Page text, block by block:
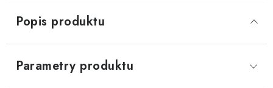
Popis produktu
Parametry produktu